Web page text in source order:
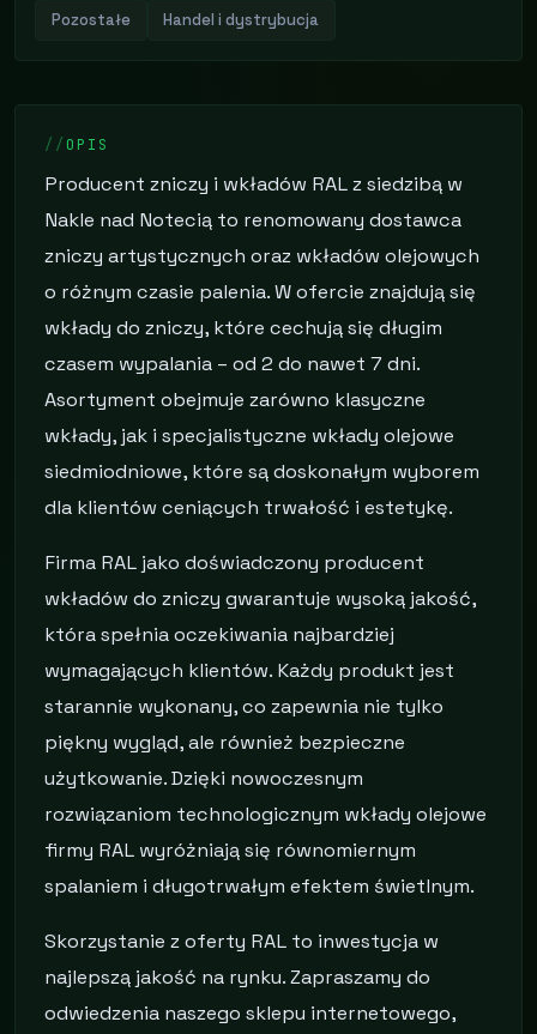
Pozostałe Handel i dystrybucja
OPIS
Producent zniczy i wkładów RAL z siedzibą w
Nakle nad Notecią to renomowany dostawca
zniczy artystycznych oraz wkładów olejowych
o różnym czasie palenia. W ofercie znajdują się
wkłady do zniczy, które cechują się długim
czasem wypalania – od 2 do nawet 7 dni.
Asortyment obejmuje zarówno klasyczne
wkłady, jak i specjalistyczne wkłady olejowe
siedmiodniowe, które są doskonałym wyborem
dla klientów ceniących trwałość i estetykę.
Firma RAL jako doświadczony producent
wkładów do zniczy gwarantuje wysoką jakość,
która spełnia oczekiwania najbardziej
wymagających klientów. Każdy produkt jest
starannie wykonany, co zapewnia nie tylko
piękny wygląd, ale również bezpieczne
użytkowanie. Dzięki nowoczesnym
rozwiązaniom technologicznym wkłady olejowe
firmy RAL wyróżniają się równomiernym
spalaniem i długotrwałym efektem świetlnym.
Skorzystanie z oferty RAL to inwestycja w
najlepszą jakość na rynku. Zapraszamy do
odwiedzenia naszego sklepu internetowego,